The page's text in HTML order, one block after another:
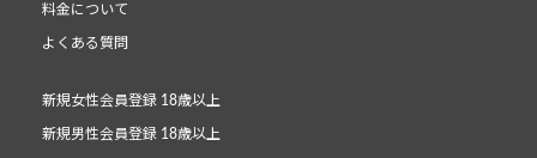
料金について
よくある質問
新規女性会員登録 18歳以上
新規男性会員登録 18歳以上